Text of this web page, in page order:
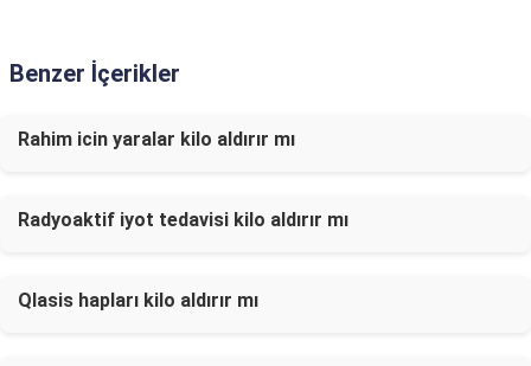
Benzer İçerikler
Rahim icin yaralar kilo aldırır mı
Radyoaktif iyot tedavisi kilo aldırır mı
Qlasis hapları kilo aldırır mı